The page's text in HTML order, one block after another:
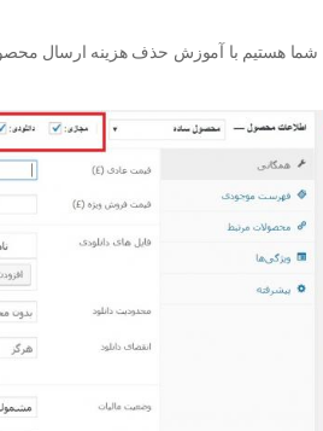
شما هستیم با آموزش حذف هزینه ارسال